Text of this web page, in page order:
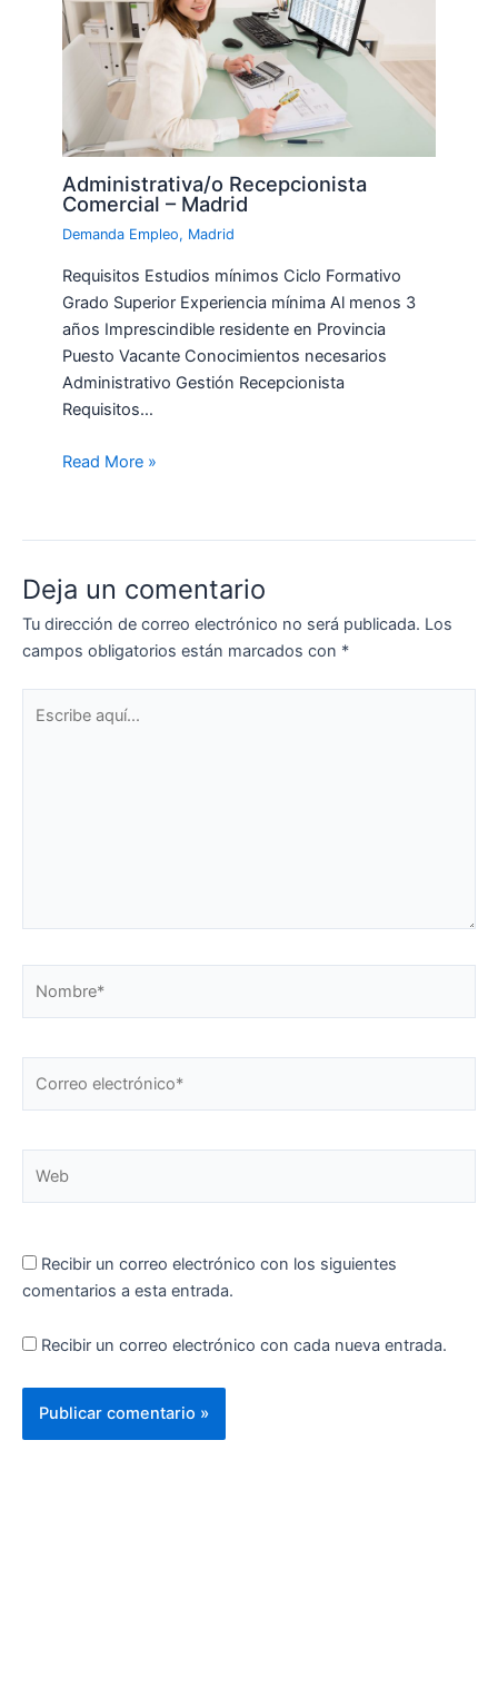
Administrativa/o Recepcionista
Comercial – Madrid
Demanda Empleo, Madrid
Requisitos Estudios mínimos Ciclo Formativo
Grado Superior Experiencia mínima Al menos 3
años Imprescindible residente en Provincia
Puesto Vacante Conocimientos necesarios
Administrativo Gestión Recepcionista
Requisitos…
Read More »
Deja un comentario
Tu dirección de correo electrónico no será publicada. Los
campos obligatorios están marcados con *
aquí...
electrónico*
Recibir un correo electrónico con los siguientes
comentarios a esta entrada.
Recibir un correo electrónico con cada nueva entrada.